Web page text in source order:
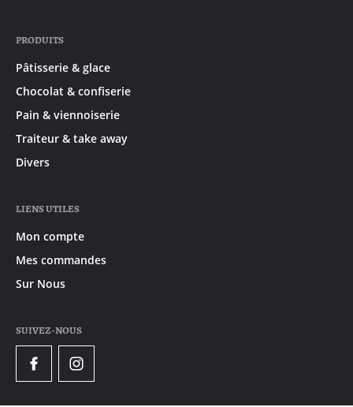
PRODUITS
Pâtisserie & glace
Chocolat & confiserie
Pain & viennoiserie
Traiteur & take away
Divers
LIENS UTILES
Mon compte
Mes commandes
Sur Nous
SUIVEZ-NOUS
FacebookInstagram